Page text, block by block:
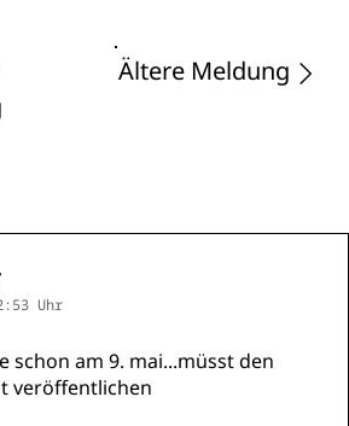
Ältere Meldung
Uhr
schon am 9. mai...müsst den
veröffentlichen